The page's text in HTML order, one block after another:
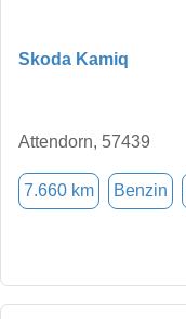
Skoda Kamiq
Attendorn, 57439
7.660 km Benzin